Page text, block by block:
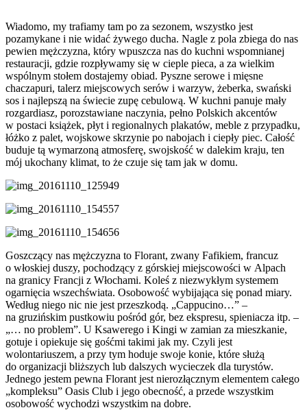
Wiadomo, my trafiamy tam po za sezonem, wszystko jest
pozamykane i nie widać żywego ducha. Nagle z pola zbiega do nas
pewien mężczyzna, który wpuszcza nas do kuchni wspomnianej
restauracji, gdzie rozpływamy się w cieple pieca, a za wielkim
wspólnym stołem dostajemy obiad. Pyszne serowe i mięsne
chaczapuri, talerz miejscowych serów i warzyw, żeberka, swański
sos i najlepszą na świecie zupę cebulową. W kuchni panuje mały
rozgardiasz, porozstawiane naczynia, pełno Polskich akcentów
w postaci książek, płyt i regionalnych plakatów, meble z przypadku,
łóżko z palet, wojskowe skrzynie po nabojach i ciepły piec. Całość
buduje tą wymarzoną atmosferę, swojskość w dalekim kraju, ten
mój ukochany klimat, to że czuje się tam jak w domu.
Goszczący nas mężczyzna to Florant, zwany Fafikiem, francuz
o włoskiej duszy, pochodzący z górskiej miejscowości w Alpach
na granicy Francji z Włochami. Koleś z niezwykłym systemem
ogarnięcia wszechświata. Osobowość wybijająca się ponad miary.
Według niego nic nie jest przeszkodą. „Cappucino…” –
na gruzińskim pustkowiu pośród gór, bez ekspresu, spieniacza itp. –
„… no problem”. U Ksawerego i Kingi w zamian za mieszkanie,
gotuje i opiekuje się gośćmi takimi jak my. Czyli jest
wolontariuszem, a przy tym hoduje swoje konie, które służą
do organizacji bliższych lub dalszych wycieczek dla turystów.
Jednego jestem pewna Florant jest nierozłącznym elementem całego
„kompleksu” Oasis Club i jego obecność, a przede wszystkim
osobowość wychodzi wszystkim na dobre.